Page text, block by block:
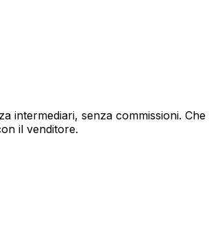
intermediari, senza commissioni. Che
il venditore.